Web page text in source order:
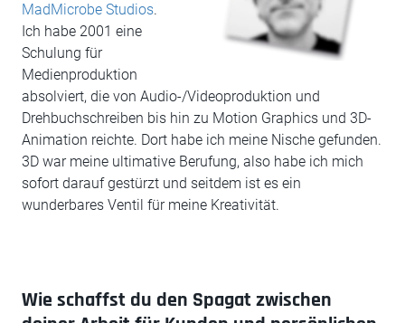
MadMicrobe Studios.
Ich habe 2001 eine
Schulung für
Medienproduktion
absolviert, die von Audio-/Videoproduktion und
Drehbuchschreiben bis hin zu Motion Graphics und 3D-
Animation reichte. Dort habe ich meine Nische gefunden.
3D war meine ultimative Berufung, also habe ich mich
sofort darauf gestürzt und seitdem ist es ein
wunderbares Ventil für meine Kreativität.
Wie schaffst du den Spagat zwischen